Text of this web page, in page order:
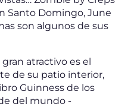
Santo Domingo, June
son algunos de sus
atractivo es el
de su patio interior,
Guinness de los
del mundo -